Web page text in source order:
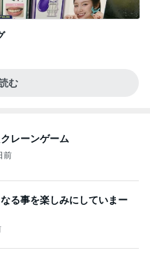
む
レーンゲーム
前
る事を楽しみにしていまー